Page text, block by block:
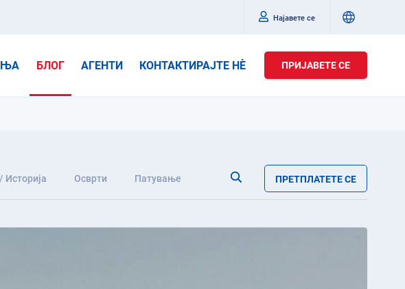
Најавете се
БЛОГ АГЕНТИ КОНТАКТИРАЈТЕ НÈ ПРИЈАВЕТЕ СЕ
Историја Осврти Патување ПРЕТПЛАТЕТЕ СЕ